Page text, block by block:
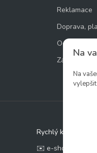
Na
Na
vylepšit
Reklamace
Doprava,
Ochrana
Zásady
Rychlý kontakt:
✉️ e-